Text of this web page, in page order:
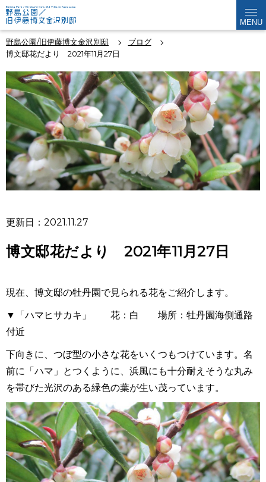
MENU
野島公園/旧伊藤博文金沢別邸
ブログ
博文邸花だより 2021年11月27日
更新日：2021.11.27
博文邸花だより 2021年11月27日
現在、博文邸の牡丹園で見られる花をご紹介します。
▼「ハマヒサカキ」 花：白 場所：牡丹園海側通路
付近
下向きに、つぼ型の小さな花をいくつもつけています。名
前に「ハマ」とつくように、浜風にも十分耐えそうな丸み
を帯びた光沢のある緑色の葉が生い茂っています。